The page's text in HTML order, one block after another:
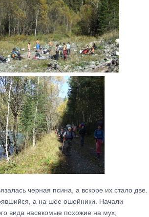
черная псина, а вскоре их стало две.
а на шее ошейники. Начали
вида насекомые похожие на мух,